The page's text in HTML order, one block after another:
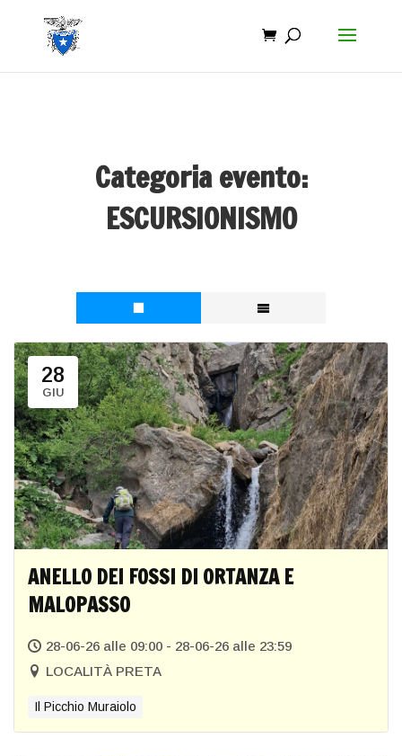
Categoria evento:
ESCURSIONISMO
28
GIU
ANELLO DEI FOSSI DI ORTANZA E
MALOPASSO
28-06-26 alle 09:00 - 28-06-26 alle 23:59
LOCALITÀ PRETA
Il Picchio Muraiolo